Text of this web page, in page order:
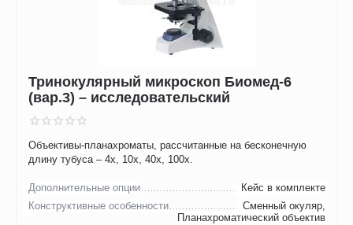
Тринокулярный микроскоп Биомед-6
(вар.3) – исследовательский
Объективы-планахроматы, рассчитанные на бесконечную
длину тубуса – 4х, 10х, 40х, 100х.
Дополнительные опции
Кейс в комплекте
Конструктивные особенности
Сменный окуляр,
Планахроматический объектив